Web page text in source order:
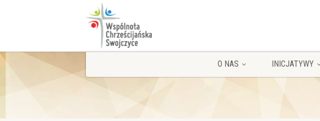
O NAS INICJATYWY